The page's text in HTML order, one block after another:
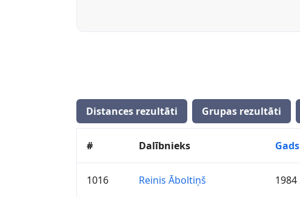
Distances rezultāti Grupas rezultāti
# Dalībnieks Gads
1016 Reinis Āboltiņš 1984